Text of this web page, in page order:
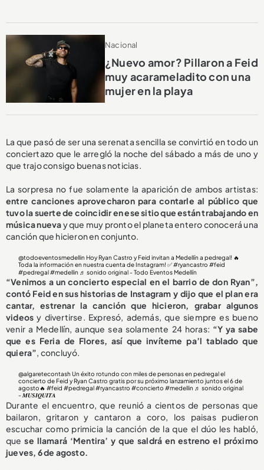
Nacional
¿Nuevo amor? Pillaron a Feid
muy acarameladito con una
mujer en la playa
La que pasó de ser una serenata sencilla se convirtió en todo un
conciertazo que le arregló la noche del sábado a más de uno y
que trajo consigo buenas noticias.
La sorpresa no fue solamente la aparición de ambos artistas:
entre canciones aprovecharon para contarle al público que
tuvo la suerte de coincidir en ese sitio que están trabajando en
música nuevay que muy pronto el planeta entero conocerá una
canción que hicieron en conjunto.
@todoeventosmedellin Hoy Ryan Castro y Feid invitan a Medellín a pedregal! 🔥
Toda la información en nuestra cuenta de Instagram! ✅#ryancastro #feid
#pedregal #medellin ♬ sonido original - Todo Eventos Medellín
“Venimos a un concierto especial en el barrio de don Ryan”,
contó Feid en sus historias de Instagram y dijo que el plan era
cantar, estrenar la canción que hicieron, grabar algunos
videos y divertirse. Expresó, además, que siempre es bueno
venir a Medellín, aunque sea solamente 24 horas: “Y ya sabe
que es Feria de Flores, así que invíteme pa’l tablado que
quiera”, concluyó.
@algaretecontash Un éxito rotundo con miles de personas en pedregal el
concierto de Feid y Ryan Castro gratis por su próximo lanzamiento juntos el 6 de
agosto🔥#feid #pedregal #ryancastro #concierto #medellin ♬ sonido original
- 𝑴𝑼𝑺𝑰𝑸𝑼𝑰𝑻𝑨
Durante el encuentro, que reunió a cientos de personas que
bailaron, gritaron y cantaron a coro, los paisas pudieron
escuchar como primicia la canción de la que el dúo les habló,
quese llamará ‘Mentira’ y que saldrá en estreno el próximo
jueves, 6 de agosto.